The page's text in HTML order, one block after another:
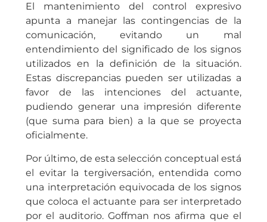
El mantenimiento del control expresivo
apunta a manejar las contingencias de la
comunicación, evitando un mal
entendimiento del significado de los signos
utilizados en la definición de la situación.
Estas discrepancias pueden ser utilizadas a
favor de las intenciones del actuante,
pudiendo generar una impresión diferente
(que suma para bien) a la que se proyecta
oficialmente.
Por último, de esta selección conceptual está
el evitar la tergiversación, entendida como
una interpretación equivocada de los signos
que coloca el actuante para ser interpretado
por el auditorio. Goffman nos afirma que el